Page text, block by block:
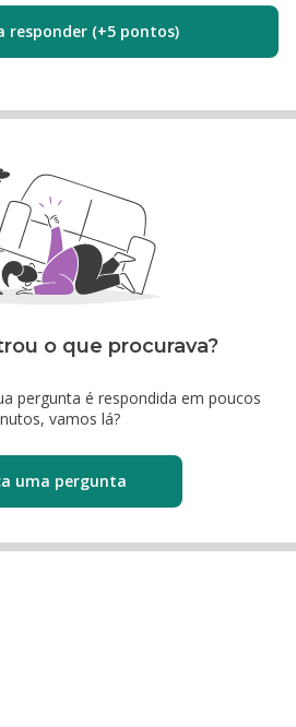
responder (+5 pontos)
o que procurava?
pergunta é respondida em poucos
vamos lá?
uma pergunta